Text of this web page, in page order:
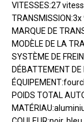
VITESSES:27
MARQUE DE
MODÈLE DE LA
SYSTÈME DE
DÉBATTEMENT
POIDS TOTAL